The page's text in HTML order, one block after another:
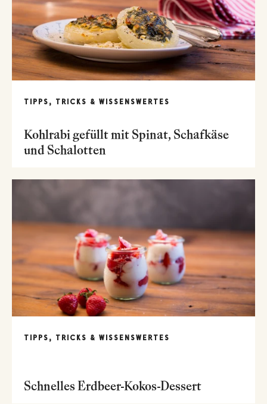
TIPPS, TRICKS & WISSENSWERTES
Kohlrabi gefüllt mit Spinat, Schafkäse
und Schalotten
TIPPS, TRICKS & WISSENSWERTES
Schnelles Erdbeer-Kokos-Dessert